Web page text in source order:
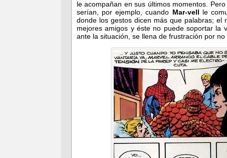
le acompañan en sus últimos momentos.
serían, por ejemplo, cuando Mar-vell le
donde los gestos dicen más que palabras;
mejores amigos y éste no puede soportar la
ante la situación, se llena de frustración por